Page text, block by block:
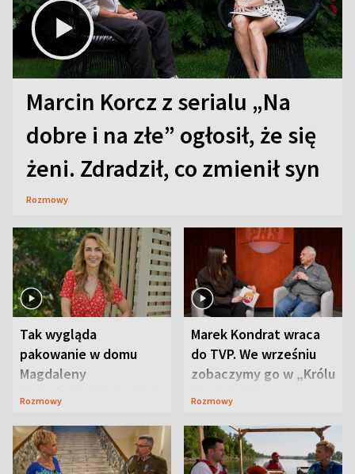
Marcin Korcz z serialu „Na
dobre i na złe” ogłosił, że się
żeni. Zdradził, co zmienił syn
Rozmowy
Tak wygląda
pakowanie w domu
Magdaleny
Waligórskiej-Lisieckiej.
Rozmowy
Marek Kondrat wraca
do TVP. We wrześniu
zobaczymy go w „Królu
Maciusiu I”
Rozmowy